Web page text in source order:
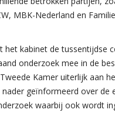
MBK-Nederland en
het kabinet de tussentijdse
onderzoek mee in de
Kamer uiterlijk aan
geïnformeerd over de
waarbij ook wordt